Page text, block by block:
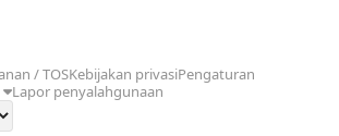
/ TOSKebijakan privasiPengaturan
Lapor penyalahgunaan